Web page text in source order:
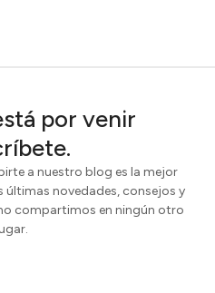
por venir
a nuestro blog es la mejor
últimas novedades, consejos y
compartimos en ningún otro